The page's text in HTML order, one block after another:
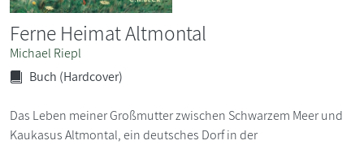
Ferne Heimat Altmontal
Michael Riepl
Buch (Hardcover)
Das Leben meiner Großmutter zwischen Schwarzem Meer und
Kaukasus Altmontal, ein deutsches Dorf in der